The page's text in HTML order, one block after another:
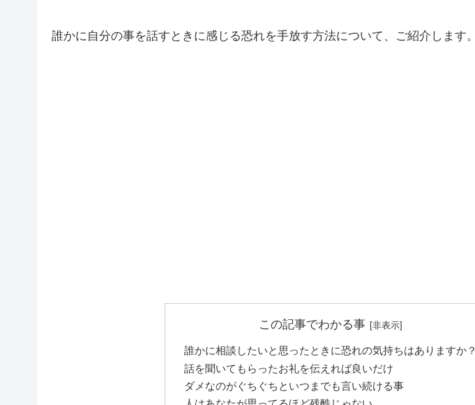
誰かに自分の事を話すときに感じる恐れを手放す方法について、ご紹介します。
この記事でわかる事
誰かに相談したいと思ったときに恐れの気持ちはありますか？
話を聞いてもらったお礼を伝えれば良いだけ
ダメなのがぐちぐちといつまでも言い続ける事